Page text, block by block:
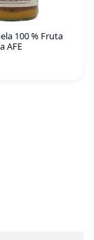
100 % Fruta
AFE